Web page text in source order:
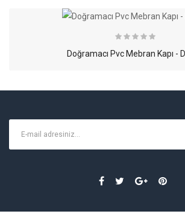
Doğramacı Pvc Mebran Kapı -